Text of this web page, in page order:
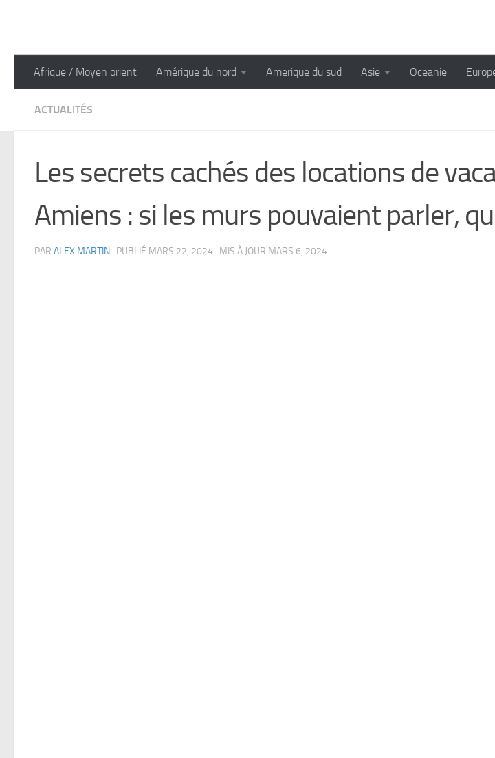
Afrique / Moyen orient Amérique du nord Amerique du sud Asie Oceanie
ACTUALITÉS
Les secrets cachés des locations de
Amiens : si les murs pouvaient parler,
PAR ALEX MARTIN · PUBLIÉ MARS 22, 2024 · MIS À JOUR MARS 6, 2024